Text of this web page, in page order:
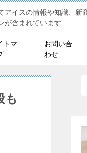
アイスの情報や知識、
が含まれています
トマ
お問い合
わせ
も